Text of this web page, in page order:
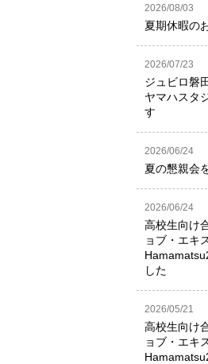
2026/08/03
夏期休暇の
2026/07/23
ジュビロ磐
ヤマハスタ
す
2026/06/24
夏の懇親会
2026/06/24
高校生向け
ョブ・エキ
した
2026/05/21
高校生向け
ョブ・エキ